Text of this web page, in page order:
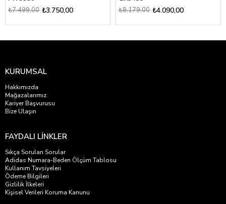
₺3.750,00
₺7.499,00 ₺4.090,00
₺8.179,00
KURUMSAL
Hakkımızda
Mağazalarımız
Kariyer Başvurusu
Bize Ulaşın
FAYDALI LİNKLER
Sıkça Sorulan Sorular
Adidas Numara-Beden Ölçüm Tablosu
Kullanım Tavsiyeleri
Ödeme Bilgileri
Gizlilik İlkeleri
Kişisel Verileri Koruma Kanunu